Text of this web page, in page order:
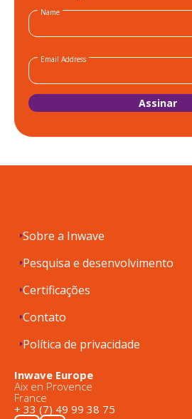
Name
Email Address
Sobre a Inwave
Pesquisa e desenvolvimento
Certificações
Contato
Política de privacidade
Inwave Europe
Aix en Provence
France
+ 33 (7) 49 99 38 75